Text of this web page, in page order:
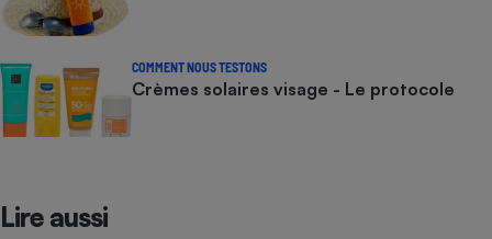
COMMENT NOUS TESTONS
Crèmes solaires visage - Le protocole
Lire aussi